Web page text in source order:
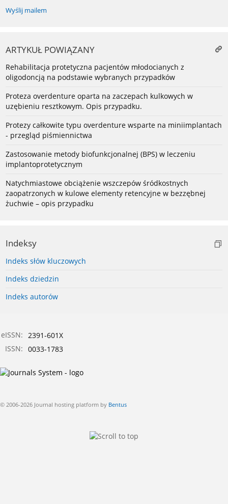
Wyślij mailem
ARTYKUŁ POWIĄZANY
Rehabilitacja protetyczna pacjentów młodocianych z
oligodoncją na podstawie wybranych przypadków
Proteza overdenture oparta na zaczepach kulkowych w
uzębieniu resztkowym. Opis przypadku.
Protezy całkowite typu overdenture wsparte na miniimplantach
- przegląd piśmiennictwa
Zastosowanie metody biofunkcjonalnej (BPS) w leczeniu
implantoprotetycznym
Natychmiastowe obciążenie wszczepów śródkostnych
zaopatrzonych w kulowe elementy retencyjne w bezzębnej
żuchwie – opis przypadku
Indeksy
Indeks słów kluczowych
Indeks dziedzin
Indeks autorów
eISSN: 2391-601X
ISSN: 0033-1783
© 2006-2026 Journal hosting platform by Bentus